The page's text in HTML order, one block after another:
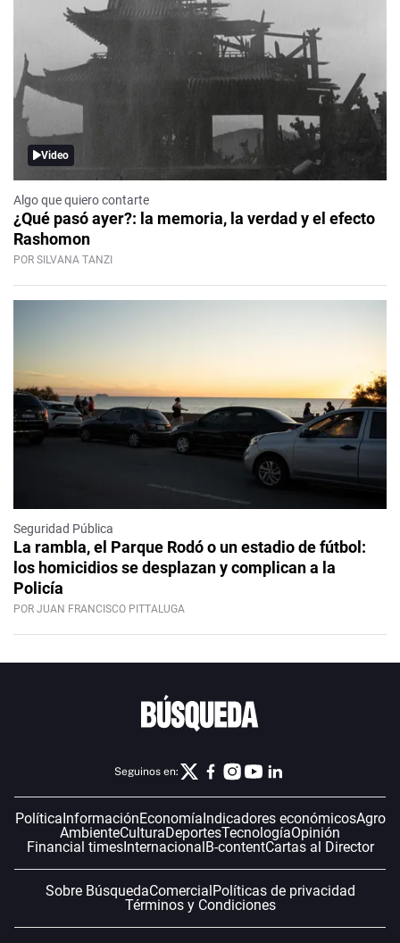
Video
Algo que quiero contarte
¿Qué pasó ayer?: la memoria, la verdad y el efecto
Rashomon
POR SILVANA TANZI
Seguridad Pública
La rambla, el Parque Rodó o un estadio de fútbol:
los homicidios se desplazan y complican a la
Policía
POR JUAN FRANCISCO PITTALUGA
Seguinos en:
Política InformaciónEconomía Indicadores económicosAgro
AmbienteCulturaDeportesTecnologíaOpinión
Financial timesInternacional B-contentCartas al Director
Sobre BúsquedaComercial Políticas de privacidad
Términos y Condiciones